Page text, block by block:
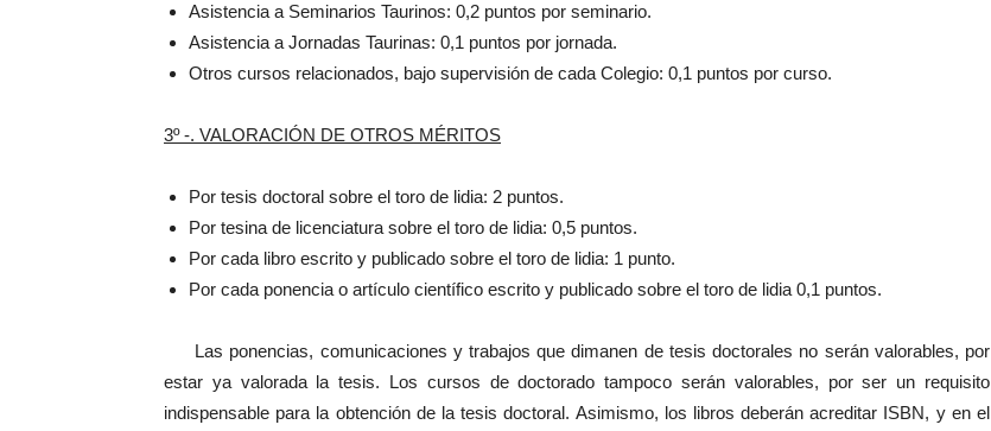
Asistencia a Seminarios Taurinos: 0,2 puntos por seminario.
Asistencia a Jornadas Taurinas: 0,1 puntos por jornada.
Otros cursos relacionados, bajo supervisión de cada Colegio: 0,1 puntos por curso.
3º -. VALORACIÓN DE OTROS MÉRITOS
Por tesis doctoral sobre el toro de lidia: 2 puntos.
Por tesina de licenciatura sobre el toro de lidia: 0,5 puntos.
Por cada libro escrito y publicado sobre el toro de lidia: 1 punto.
Por cada ponencia o artículo científico escrito y publicado sobre el toro de lidia 0,1 puntos.
Las ponencias, comunicaciones y trabajos que dimanen de tesis doctorales no serán valorables, por
estar ya valorada la tesis. Los cursos de doctorado tampoco serán valorables, por ser un requisito
indispensable para la obtención de la tesis doctoral. Asimismo, los libros deberán acreditar ISBN, y en el